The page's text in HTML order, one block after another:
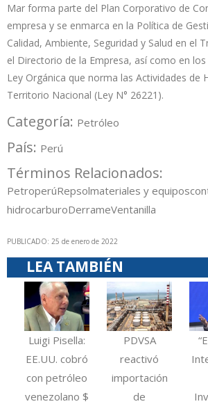
Mar forma parte del Plan Corporativo de
empresa y se enmarca en la Política de
Calidad, Ambiente, Seguridad y Salud en el
el Directorio de la Empresa, así como en
Ley Orgánica que norma las Actividades de
Territorio Nacional (Ley N° 26221).
Categoría: Petróleo
País: Perú
Términos Relacionados:
PetroperúRepsolmateriales y equipos
hidrocarburoDerrameVentanilla
PUBLICADO: 25 de enero de 2022
LEA TAMBIÉN
Luigi Pisella:
EE.UU. cobró
con petróleo
venezolano $
PDVSA
reactivó
importación
de